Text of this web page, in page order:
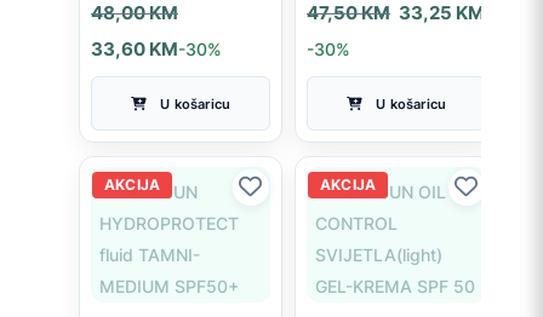
48,00KM
Izvorna
cijena
bila
48,00 KM.
33,60 KM
Trenutna
cijena
je:
33,60 KM.
-30%
U košaricu
47,50KM
Izvorna
cijena
bila
47,50 KM.
33,25 KM
Trenutna
cijena
je:
33,25 KM.
-30%
U košaricu
AKCIJA AKCIJA